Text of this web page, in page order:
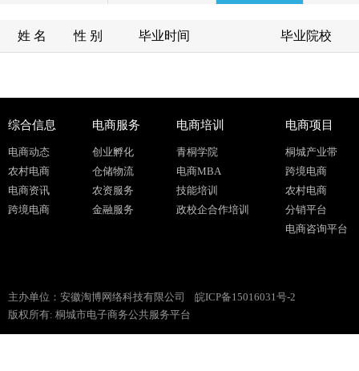
姓 名 性 别 毕业时间 毕业院校
综合信息
电商动态
农村电商
电商资讯
跨境电商
电商服务
创业孵化
仓储物流
农资服务
金融服务
电商培训
青桐学院
电商MBA
技能培训
政校企合作培训
电商项目
桐城产业带
跨境电商
农村电商
分销平台
电商咨询平台
主办单位：安徽淘博网络科技有限公司 皖ICP备15016031号-2
版权所有: 桐城市电子商务公共服务平台